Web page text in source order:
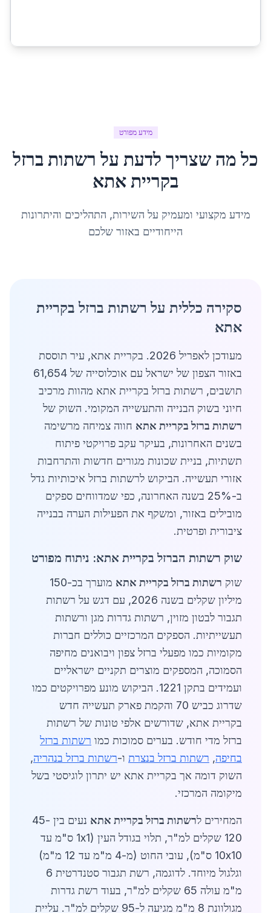
מידע מפורט
כל מה שצריך לדעת על רשתות ברזל
בקריית אתא
מידע מקצועי ומעמיק על השירות, התהליכים והיתרונות
הייחודיים באזור שלכם
סקירה כללית על רשתות ברזל בקריית
אתא
מעודכן לאפריל 2026. בקריית אתא, עיר תוססת
באזור הצפון של ישראל עם אוכלוסייה של 61,654
תושבים, רשתות ברזל בקריית אתא מהוות מרכיב
חיוני בשוק הבנייה והתעשייה המקומי. השוק של
רשתות ברזל בקריית אתא חווה צמיחה מרשימה
בשנים האחרונות, בעיקר עקב פרויקטי פיתוח
תשתיות, בניית שכונות מגורים חדשות והתרחבות
אזורי תעשייה. הביקוש לרשתות ברזל איכותיות גדל
ב-25% בשנה האחרונה, כפי שמדווחים ספקים
מובילים באזור, ומשקף את הפעילות הערה בבנייה
ציבורית ופרטית.
שוק רשתות הברזל בקריית אתא: ניתוח מפורט
שוק רשתות ברזל בקריית אתא
מוערך בכ-150
מיליון שקלים בשנה 2026, עם דגש על רשתות
תגבור לבטון מזוין, רשתות גדרות מגן ורשתות
תעשייתיות. הספקים המרכזיים כוללים חברות
מקומיות כמו מפעלי ברזל צפון ויבואנים מחיפה
הסמוכה, המספקים מוצרים תקניים ישראליים
ועמידים בתקן 1221. הביקוש מונע מפרויקטים כמו
שדרוג כביש 70 והקמת פארק תעשייה חדש
בקריית אתא, שדורשים אלפי טונות של רשתות
ברזל מדי חודש. בערים סמוכות כמו רשתות ברזל
בחיפה, רשתות ברזל בנצרת ו-רשתות ברזל בנהריה,
השוק דומה אך בקריית אתא יש יתרון לוגיסטי בשל
מיקומה המרכזי.
המחירים לרשתות ברזל בקריית אתא
נעים בין 45-
120 שקלים למ"ר, תלוי בגודל העין (1x1 ס"מ עד
10x10 ס"מ), עובי החוט (מ-4 מ"מ עד 12 מ"מ)
וגלגול מיוחד. לדוגמה, רשת תגבור סטנדרטית 6
מ"מ עולה 65 שקלים למ"ר, בעוד רשת גדרות
מגולוונת 8 מ"מ מגיעה ל-95 שקלים למ"ר. עליית